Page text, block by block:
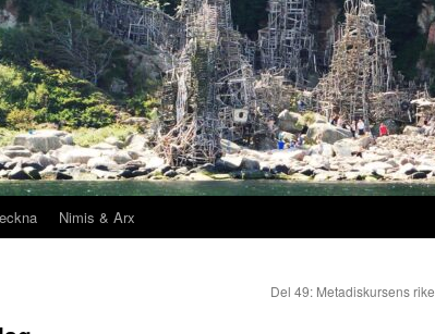
Nimis & Arx
Del 49: Metadiskursens rike